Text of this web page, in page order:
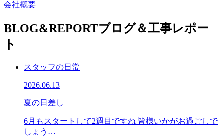
会社概要
BLOG&REPORTブログ＆工事レポー
ト
スタッフの日常
2026.06.13
夏の日差し
6月もスタートして2週目ですね 皆様いかがお過ごしで
しょう…